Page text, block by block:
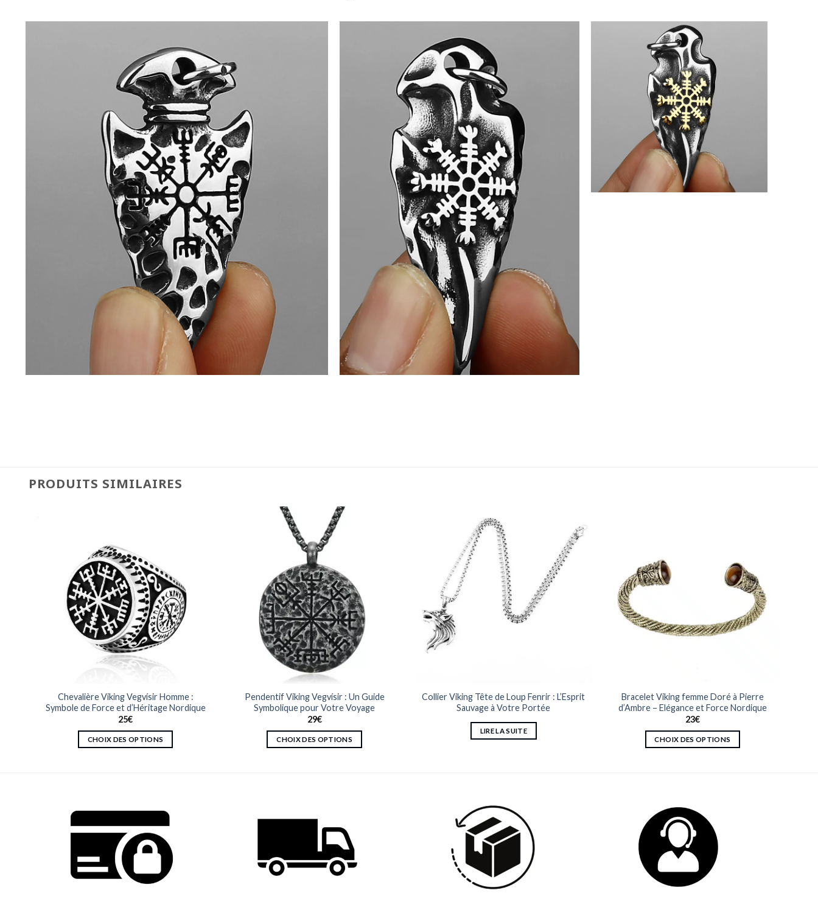
PRODUITS SIMILAIRES
Chevalière Viking Vegvísir Homme :
Symbole de Force et d’Héritage Nordique
25€
CHOIX DES OPTIONS
variations.
Les
options
peuvent
choisies
Pendentif Viking Vegvísir : Un Guide
Symbolique pour Votre Voyage
29€
CHOIX DES OPTIONS
Les
options
peuvent
être
Collier Viking Tête de Loup Fenrir : L’Esprit
Sauvage à Votre Portée
LIRE LA SUITE
Bracelet Viking femme Doré à Pierre
d’Ambre – Elégance et Force Nordique
23€
CHOIX DES OPTIONS
variations.
Les
options
peuvent
être
choisies